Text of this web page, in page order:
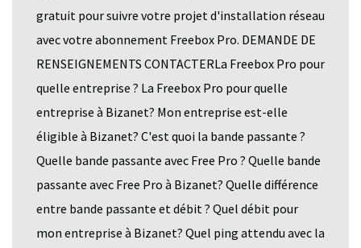
gratuit pour suivre votre projet d'installation réseau
avec votre abonnement Freebox Pro. DEMANDE DE
RENSEIGNEMENTS CONTACTERLa Freebox Pro pour
quelle entreprise ? La Freebox Pro pour quelle
entreprise à Bizanet? Mon entreprise est-elle
éligible à Bizanet? C'est quoi la bande passante ?
Quelle bande passante avec Free Pro ? Quelle bande
passante avec Free Pro à Bizanet? Quelle différence
entre bande passante et débit ? Quel débit pour
mon entreprise à Bizanet? Quel ping attendu avec la